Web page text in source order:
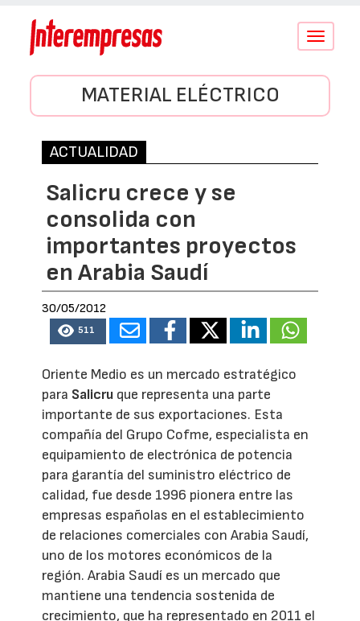
Conmutar
MATERIAL ELÉCTRICO
ACTUALIDAD
Salicru crece y se
consolida con
importantes proyectos
en Arabia Saudí
30/05/2012
511
Oriente Medio es un mercado estratégico
para Salicru que representa una parte
importante de sus exportaciones. Esta
compañía del Grupo Cofme, especialista en
equipamiento de electrónica de potencia
para garantía del suministro eléctrico de
calidad, fue desde 1996 pionera entre las
empresas españolas en el establecimiento
de relaciones comerciales con Arabia Saudí,
uno de los motores económicos de la
región. Arabia Saudí es un mercado que
mantiene una tendencia sostenida de
crecimiento, que ha representado en 2011 el